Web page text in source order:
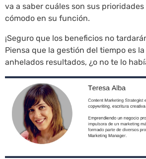
va a saber cuáles son sus
cómodo en su función.
¡Seguro que los beneficios no
Piensa que la gestión del tiempo es
anhelados resultados, ¿o no te lo